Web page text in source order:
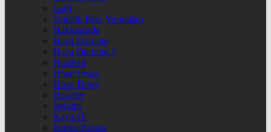
Giriş
Günlük Burç Yorumları
Hakkımızda
Hava Durumu
Hava Durumu 2
Header4
Hisse Detay
Hisse Detay
Hisseler
İletişim
Kayıt Ol
Kripto Paralar